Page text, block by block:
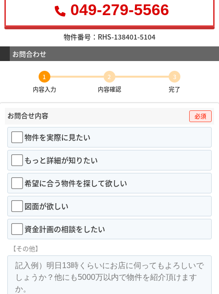
049-279-5566
物件番号：RHS-138401-5104
お問合わせ
1
内容入力
2
内容確認
3
完了
お問合せ内容 必須
物件を実際に見たい
もっと詳細が知りたい
希望に合う物件を探して欲しい
図面が欲しい
資金計画の相談をしたい
【その他】